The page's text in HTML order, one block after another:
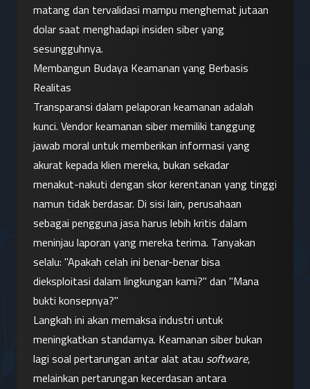
matang dan tervalidasi mampu menghemat jutaan
dolar saat menghadapi insiden siber yang
sesungguhnya.
Membangun Budaya Keamanan yang Berbasis
Realitas
Transparansi dalam pelaporan keamanan adalah
kunci. Vendor keamanan siber memiliki tanggung
jawab moral untuk memberikan informasi yang
akurat kepada klien mereka, bukan sekadar
menakut-nakuti dengan skor kerentanan yang tinggi
namun tidak berdasar. Di sisi lain, perusahaan
sebagai pengguna jasa harus lebih kritis dalam
meninjau laporan yang mereka terima. Tanyakan
selalu: "Apakah celah ini benar-benar bisa
dieksploitasi dalam lingkungan kami?" dan "Mana
bukti konsepnya?"
Langkah ini akan memaksa industri untuk
meningkatkan standarnya. Keamanan siber bukan
lagi soal pertarungan antar alat atau software,
melainkan pertarungan kecerdasan antara